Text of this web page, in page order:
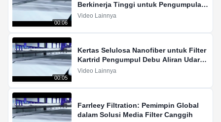
00:06
Berkinerja Tinggi untuk Pengumpulan
Debu Industri
Video Lainnya
00:05
Kertas Selulosa Nanofiber untuk Filter
Kartrid Pengumpul Debu Aliran Udara
Tinggi
Video Lainnya
Farrleey Filtration: Pemimpin Global
dalam Solusi Media Filter Canggih